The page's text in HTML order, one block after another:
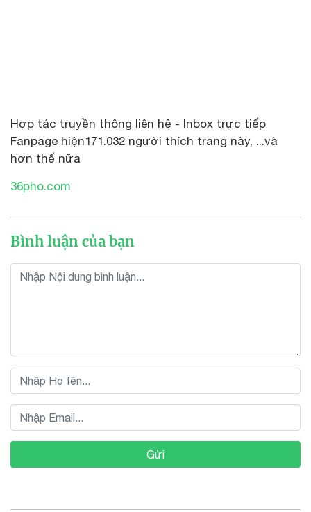
Hợp tác truyền thông liên hệ - Inbox trực tiếp
Fanpage hiện171.032 người thích trang này, ...và
hơn thế nữa
36pho.com
Bình luận của bạn
Gửi